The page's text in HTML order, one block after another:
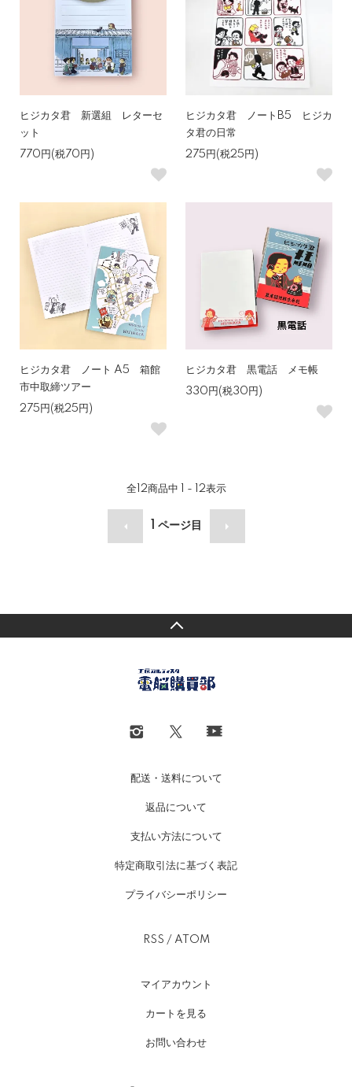
ヒジカタ君 新選組 レターセ
ット
770円(税70円)
ヒジカタ君 ノートB5 ヒジカ
タ君の日常
275円(税25円)
ヒジカタ君 ノート A5 箱館
市中取締ツアー
275円(税25円)
ヒジカタ君 黒電話 メモ帳
330円(税30円)
全12商品中 1 - 12表示
ページ目
配送・送料について
返品について
支払い方法について
特定商取引法に基づく表記
プライバシーポリシー
RSS / ATOM
マイアカウント
カートを見る
お問い合わせ